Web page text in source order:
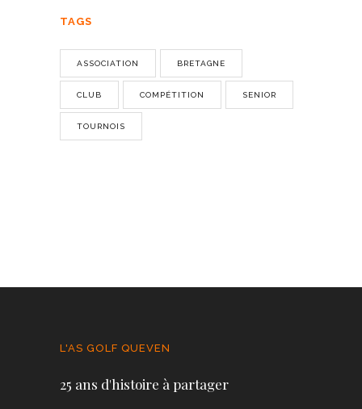
TAGS
ASSOCIATION BRETAGNE
CLUB COMPÉTITION SENIOR
TOURNOIS
L'AS GOLF QUEVEN
25 ans d'histoire à partager